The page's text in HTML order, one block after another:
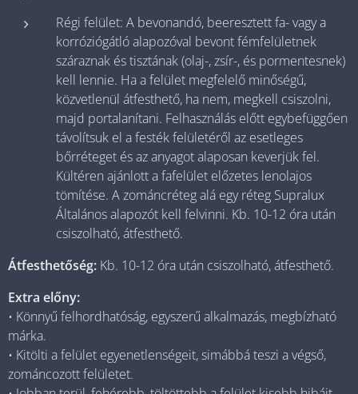
Régi felület: A bevonandó, beeresztett fa- vagy a
korróziógátló alapozóval bevont fémfelületnek
száraznak és tisztának (olaj-, zsír-, és pormentesnek)
kell lennie. Ha a felület megfelelő minőségű,
közvetlenül átfesthető, ha nem, megkell csiszolni,
majd portalanítani. Felhasználás előtt egybefüggően
távolítsuk el a festék felületéről az esetleges
bőrréteget és az anyagot alaposan keverjük fel.
Kültéren ajánlott a fafelület előzetes lenolajos
tömítése. A zománcréteg alá egy réteg Supralux
Általános alapozót kell felvinni. Kb. 10-12 óra után
csiszolható, átfesthető.
Átfesthetőség: Kb. 10-12 óra után csiszolható, átfesthető.
Extra előny:
• Könnyű felhordhatóság, egyszerű alkalmazás, megbízható
márka.
• Kitölti a felület egyenetlenségeit, simábbá teszi a végső,
zománcozott felületet.